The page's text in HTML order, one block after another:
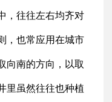
，往往左右均齐对
，也常应用在城市
向南的方向，以取
里虽然往往也种植